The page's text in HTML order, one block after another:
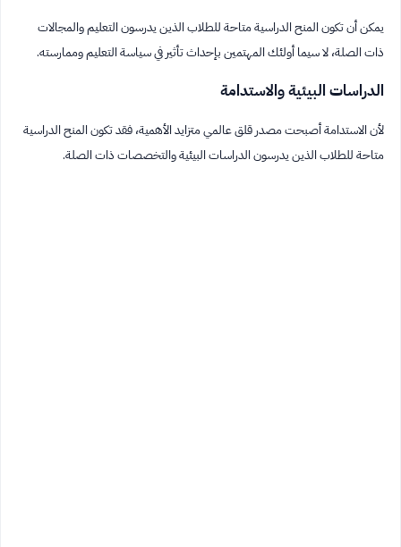
يمكن أن تكون المنح الدراسية متاحة للطلاب الذين يدرسون التعليم والمجالات
ذات الصلة، لا سيما أولئك المهتمين بإحداث تأثير في سياسة التعليم وممارسته.
الدراسات البيئية والاستدامة
لأن الاستدامة أصبحت مصدر قلق عالمي متزايد الأهمية، فقد تكون المنح الدراسية
متاحة للطلاب الذين يدرسون الدراسات البيئية والتخصصات ذات الصلة.